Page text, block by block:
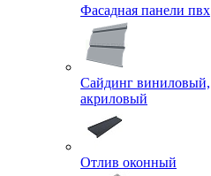
Фасадная панели пвх
Сайдинг виниловый,
акриловый
Отлив оконный